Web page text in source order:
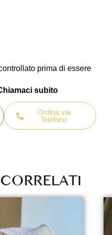
prima di essere
subito
Ordina via
Telefono